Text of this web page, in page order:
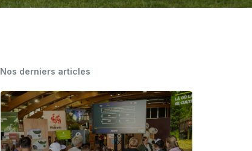
Nos derniers articles